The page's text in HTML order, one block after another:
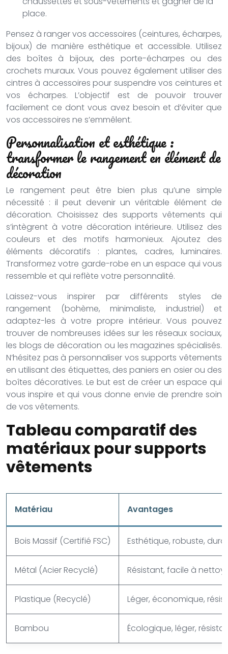
place.
Pensez à ranger vos accessoires (ceintures, écharpes,
bijoux) de manière esthétique et accessible. Utilisez
des boîtes à bijoux, des porte-écharpes ou des
crochets muraux. Vous pouvez également utiliser des
cintres à accessoires pour suspendre vos ceintures et
vos écharpes. L’objectif est de pouvoir trouver
facilement ce dont vous avez besoin et d’éviter que
vos accessoires ne s’emmêlent.
Personnalisation et esthétique :
transformer le rangement en élément de
décoration
Le rangement peut être bien plus qu’une simple
nécessité : il peut devenir un véritable élément de
décoration. Choisissez des supports vêtements qui
s’intègrent à votre décoration intérieure. Utilisez des
couleurs et des motifs harmonieux. Ajoutez des
éléments décoratifs : plantes, cadres, luminaires.
Transformez votre garde-robe en un espace qui vous
ressemble et qui reflète votre personnalité.
Laissez-vous inspirer par différents styles de
rangement (bohème, minimaliste, industriel) et
adaptez-les à votre propre intérieur. Vous pouvez
trouver de nombreuses idées sur les réseaux sociaux,
les blogs de décoration ou les magazines spécialisés.
N’hésitez pas à personnaliser vos supports vêtements
en utilisant des étiquettes, des paniers en osier ou des
boîtes décoratives. Le but est de créer un espace qui
vous inspire et qui vous donne envie de prendre soin
de vos vêtements.
Tableau comparatif des
matériaux pour supports
vêtements
Matériau Avantages
Bois Massif (Certifié FSC) Esthétique, robuste,
Métal (Acier Recyclé) Résistant, facile à
Plastique (Recyclé) Léger, économique,
Bambou Écologique, léger,